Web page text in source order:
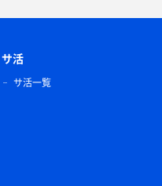
サ活
サ活一覧